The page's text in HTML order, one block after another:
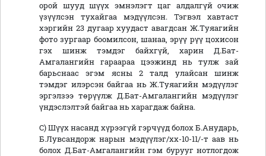
орой шууд шүүх эмнэлэгт цаг алдалгүй очиж
үзүүлсэн тухайгаа мэдүүлсэн. Тэгвэл хавтаст
хэргийн 23 дугаар хуудаст авагдсан Ж.Туяагийн
фото зургаар боомилсон, шанаа, эрүү рүү цохисон
гэх шинж тэмдэг байхгүй, харин Д.Бат-
Амгалангийн гараараа цээжинд нь тулж зай
барьснаас эгэм ясны 2 талд улайсан шинж
тэмдэг илэрсэн байгаа нь Ж.Туяагийн мэдүүлэг
эргэлзээ төрүүлж Д.Бат-Амгалангийн мэдүүлэг
үндэслэлтэй байгаа нь харагдаж байна.
C) Шүүх насанд хүрээгүй гэрчүүд болох Б.Анударь,
Б.Лувсандорж нарын мэдүүлэг/хх-10-11/-т аав нь
болох Д.Бат-Амгалангийн гэм бурууг нотлогдож